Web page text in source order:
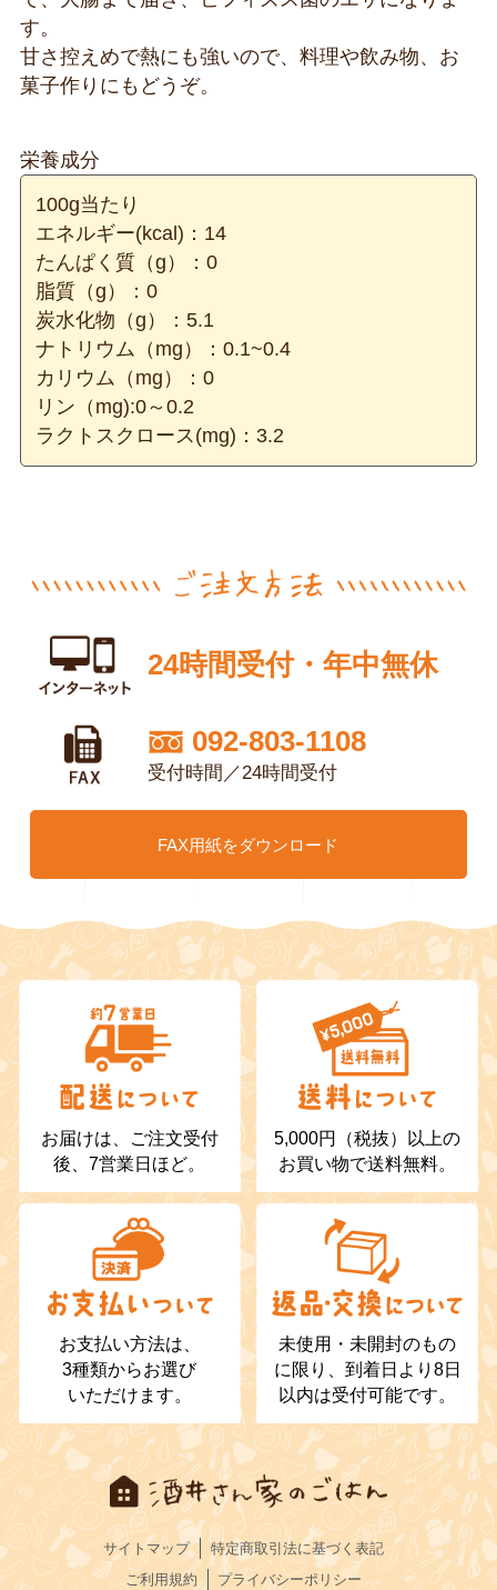
す。
甘さ控えめで熱にも強いので、料理や飲み物、お
菓子作りにもどうぞ。
栄養成分
100g当たり
エネルギー(kcal)：14
たんぱく質（g）：0
脂質（g）：0
炭水化物（g）：5.1
ナトリウム（mg）：0.1~0.4
カリウム（mg）：0
リン（mg):0～0.2
ラクトスクロース(mg)：3.2
24時間受付・年中無休
092-803-1108
受付時間／24時間受付
FAX用紙をダウンロード
お届けは、ご注文受付
後、7営業日ほど。
5,000円（税抜）以上の
お買い物で送料無料。
お支払い方法は、
3種類からお選び
いただけます。
未使用・未開封のもの
に限り、到着日より8日
以内は受付可能です。
サイトマップ
特定商取引法に基づく表記
ご利用規約
プライバシーポリシー